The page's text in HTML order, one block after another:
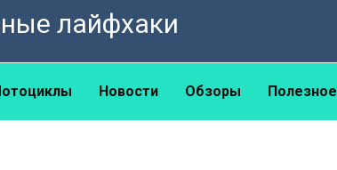
лайфхаки
Новости Обзоры Полезное